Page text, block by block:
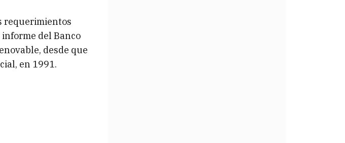
requerimientos
informe del Banco
desde que
en 1991.